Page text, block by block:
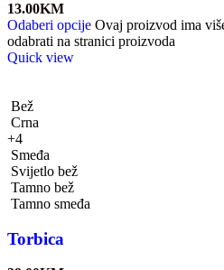
13.00KM
Odaberi opcije Ovaj proizvod ima
odabrati na stranici proizvoda
Quick view
Bež
Crna
+4
Smeđa
Svijetlo bež
Tamno bež
Tamno smeđa
Torbica